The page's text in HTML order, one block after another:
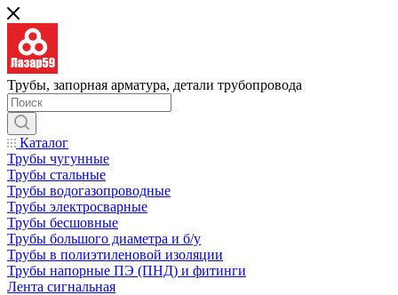
Трубы, запорная арматура, детали трубопровода
Каталог
Трубы чугунные
Трубы стальные
Трубы водогазопроводные
Трубы электросварные
Трубы бесшовные
Трубы большого диаметра и б/у
Трубы в полиэтиленовой изоляции
Трубы напорные ПЭ (ПНД) и фитинги
Лента сигнальная